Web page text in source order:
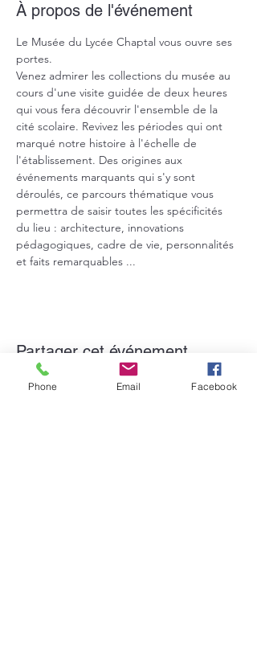
À propos de l'événement
Le Musée du Lycée Chaptal vous ouvre ses
portes.
Venez admirer les collections du musée au
cours d'une visite guidée de deux heures
qui vous fera découvrir l'ensemble de la
cité scolaire. Revivez les périodes qui ont
marqué notre histoire à l'échelle de
l'établissement. Des origines aux
événements marquants qui s'y sont
déroulés, ce parcours thématique vous
permettra de saisir toutes les spécificités
du lieu : architecture, innovations
pédagogiques, cadre de vie, personnalités
et faits remarquables ...
Partager cet événement
Phone Email Facebook